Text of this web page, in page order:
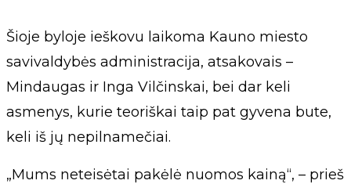
Šioje byloje ieškovu laikoma Kauno miesto
savivaldybės administracija, atsakovais –
Mindaugas ir Inga Vilčinskai, bei dar keli
asmenys, kurie teoriškai taip pat gyvena bute,
keli iš jų nepilnamečiai.
„Mums neteisėtai pakėlė nuomos kainą“, – prieš